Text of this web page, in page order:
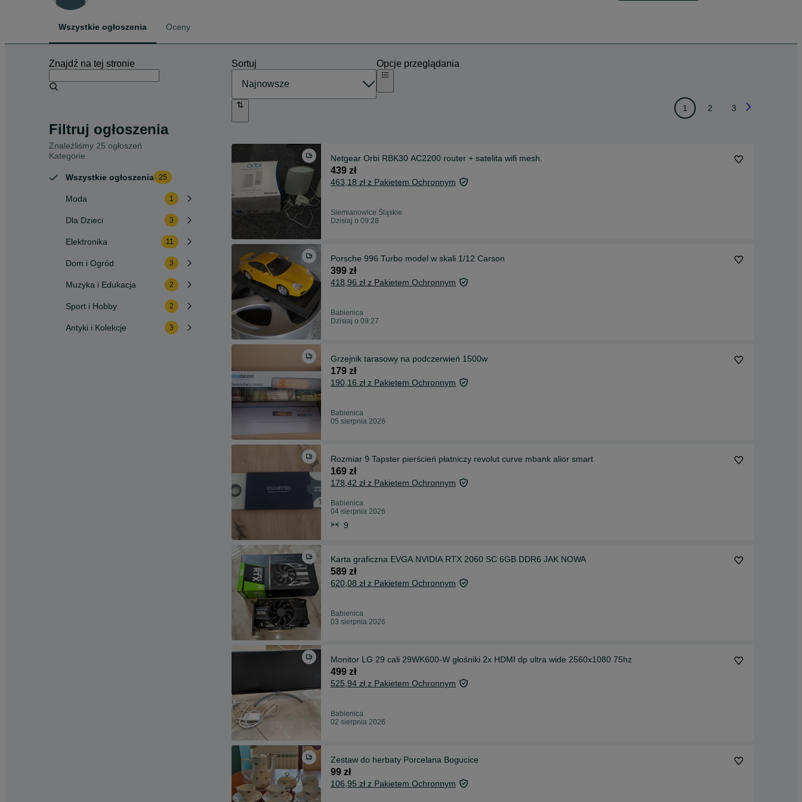
Wszystkie ogłoszenia Oceny
Znajdź na tej stronie
Filtruj ogłoszenia
Znaleźliśmy 25 ogłoszeń
Kategorie
Wszystkie ogłoszenia 25
Moda 1
Dla Dzieci 3
Elektronika 11
Dom i Ogród 3
Muzyka i Edukacja 2
Sport i Hobby 2
Antyki i Kolekcje 3
Sortuj Opcje przeglądania
1 2 3
Netgear Orbi RBK30 AC2200 router + satelita wifi mesh.
439 zł
463,18 zł z Pakietem Ochronnym
Siemianowice Śląskie
Dzisiaj o 09:28
Porsche 996 Turbo model w skali 1/12 Carson
399 zł
418,96 zł z Pakietem Ochronnym
Babienica
Dzisiaj o 09:27
Grzejnik tarasowy na podczerwień 1500w
179 zł
190,16 zł z Pakietem Ochronnym
Babienica
05 sierpnia 2026
Rozmiar 9 Tapster pierścień płatniczy revolut curve mbank alior smart
169 zł
178,42 zł z Pakietem Ochronnym
Babienica
04 sierpnia 2026
9
Karta graficzna EVGA NVIDIA RTX 2060 SC 6GB DDR6 JAK NOWA
589 zł
620,08 zł z Pakietem Ochronnym
Babienica
03 sierpnia 2026
Monitor LG 29 cali 29WK600-W głośniki 2x HDMI dp ultra wide 2560x1080 75hz
499 zł
525,94 zł z Pakietem Ochronnym
Babienica
02 sierpnia 2026
Zestaw do herbaty Porcelana Bogucice
99 zł
106,95 zł z Pakietem Ochronnym